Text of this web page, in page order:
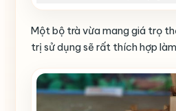
Một bộ trà vừa mang giá trọ
trị sử dụng sẽ rất thích hợp